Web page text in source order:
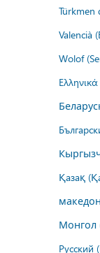
Türkmen
Valencià
Wolof
Қазақ
Монгол
Русский